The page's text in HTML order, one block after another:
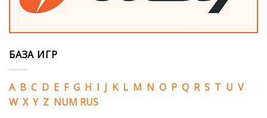
БАЗА ИГР
A B C D E F G H I J K L M N O P Q R S T U V
W X Y Z NUM RUS